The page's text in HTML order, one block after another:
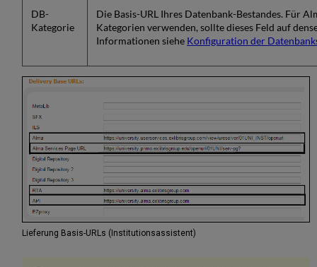
DB-
Kategorie
Die Basis-URL Ihres Datenbank-Bestandes. Für
Kategorien verwenden, sollte dieses Feld auf
Informationen siehe Konfiguration der
Lieferung Basis-URLs (Institutionsassistent)